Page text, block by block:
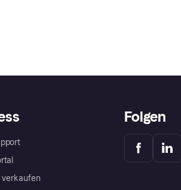
verkaufen
Folgen